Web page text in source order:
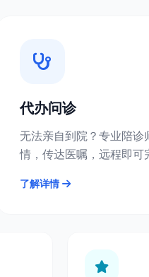
代办问诊
无法亲自到院？专业陪诊
情，传达医嘱，远程即可
了解详情